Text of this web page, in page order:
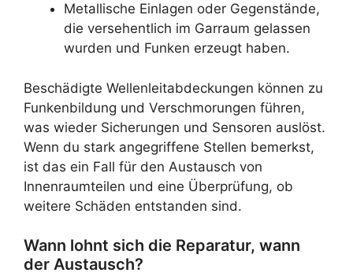
Metallische Einlagen oder Gegenstände,
die versehentlich im Garraum gelassen
wurden und Funken erzeugt haben.
Beschädigte Wellenleitabdeckungen können zu
Funkenbildung und Verschmorungen führen,
was wieder Sicherungen und Sensoren auslöst.
Wenn du stark angegriffene Stellen bemerkst,
ist das ein Fall für den Austausch von
Innenraumteilen und eine Überprüfung, ob
weitere Schäden entstanden sind.
Wann lohnt sich die Reparatur, wann
der Austausch?